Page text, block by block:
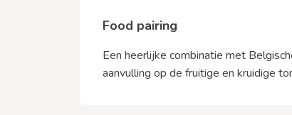
Food pairing
Een heerlijke combinatie met
aanvulling op de fruitige en kruidige